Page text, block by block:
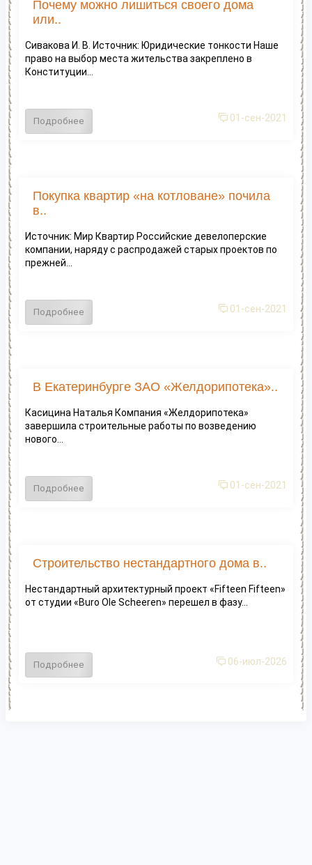
Почему можно лишиться своего дома
или..
Сивакова И. В. Источник: Юридические тонкости Наше
право на выбор места жительства закреплено в
Конституции...
Подробнее 01-сен-2021
Покупка квартир «на котловане» почила
в..
Источник: Мир Квартир Российские девелоперские
компании, наряду с распродажей старых проектов по
прежней...
Подробнее 01-сен-2021
В Екатеринбурге ЗАО «Желдорипотека»..
Касицина Наталья Компания «Желдорипотека»
завершила строительные работы по возведению
нового...
Подробнее 01-сен-2021
Строительство нестандартного дома в..
Нестандартный архитектурный проект «Fifteen Fifteen»
от студии «Buro Ole Scheeren» перешел в фазу...
Подробнее 06-июл-2026